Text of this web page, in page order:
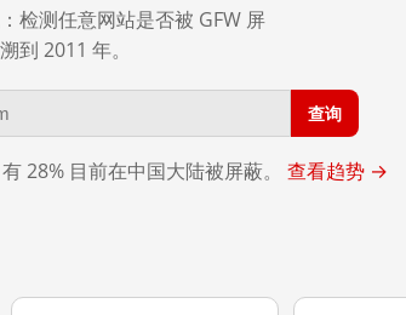
检测任意网站是否被 GFW 屏
到 2011 年。
查询
28% 目前在中国大陆被屏蔽。 查看趋势 →